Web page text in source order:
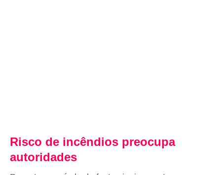
Risco de incêndios preocupa
autoridades